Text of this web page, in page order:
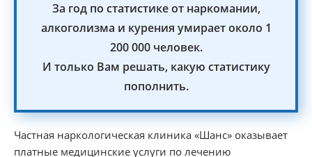
За год по статистике от наркомании,
алкоголизма и курения умирает около 1
200 000 человек.
И только Вам решать, какую статистику
пополнить.
Частная наркологическая клиника «Шанс» оказывает
платные медицинские услуги по лечению